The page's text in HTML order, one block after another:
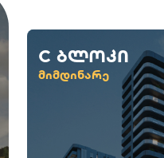
C ბლოკი
მიმდინარე